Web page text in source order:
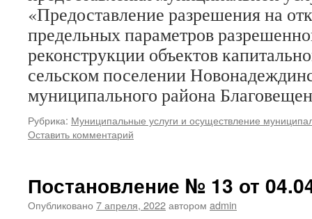
«Предоставление разрешения на
предельных параметров
реконструкции объектов
сельском поселении
муниципального района
Рубрика: Муниципальные услуги и осуществление
Оставить комментарий
Постановление № 13 от
Опубликовано 7 апреля, 2022автором admin